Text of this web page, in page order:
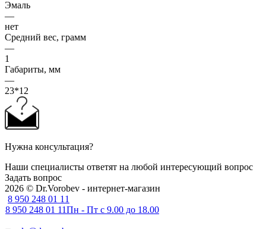
Эмаль
—
нет
Средний вес, грамм
—
1
Габариты, мм
—
23*12
Нужна консультация?
Наши специалисты ответят на любой интересующий вопрос
Задать вопрос
2026 © Dr.Vorobev - интернет-магазин
8 950 248 01 11
8 950 248 01 11Пн - Пт с 9.00 до 18.00